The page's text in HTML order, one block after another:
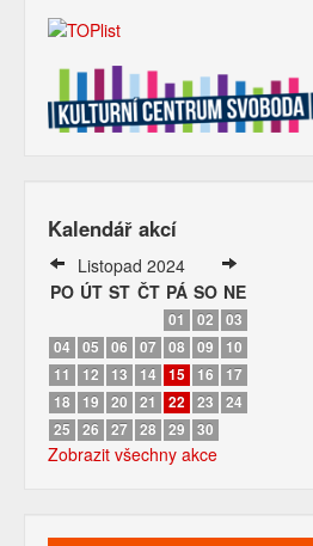
Kalendář akcí
Listopad 2024
PO ÚT ST ČT PÁ SO NE
01 02
03
04
05 06 07 08 09
10
11
12 13 14 15 16
17
18
19 20 21 22 23
24
25
26 27 28 29 30
Zobrazit všechny akce